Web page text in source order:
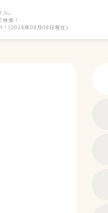
。
索！
！(2026年08月08日現在)